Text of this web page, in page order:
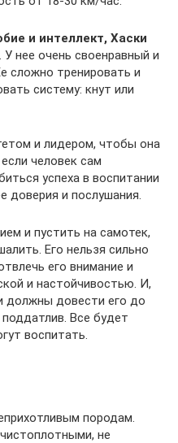
и интеллект, Хаски
. У нее очень своенравный и
сложно тренировать и
систему: кнут или
и лидером, чтобы она
человек сам
успеха в воспитании
доверия и послушания.
и пустить на самотек,
Его нельзя сильно
его внимание и
и настойчивостью. И,
должны довести его до
Все будет
воспитать.
породам.
не